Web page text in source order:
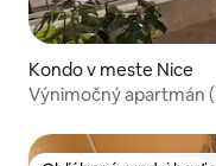
Kondo v meste Nice
Výnimočný apartmán